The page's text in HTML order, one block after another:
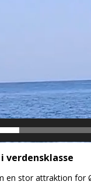
verdensklasse
en stor attraktion